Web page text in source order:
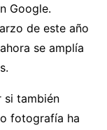
Google.
de este año
se amplía
si también
fotografía ha